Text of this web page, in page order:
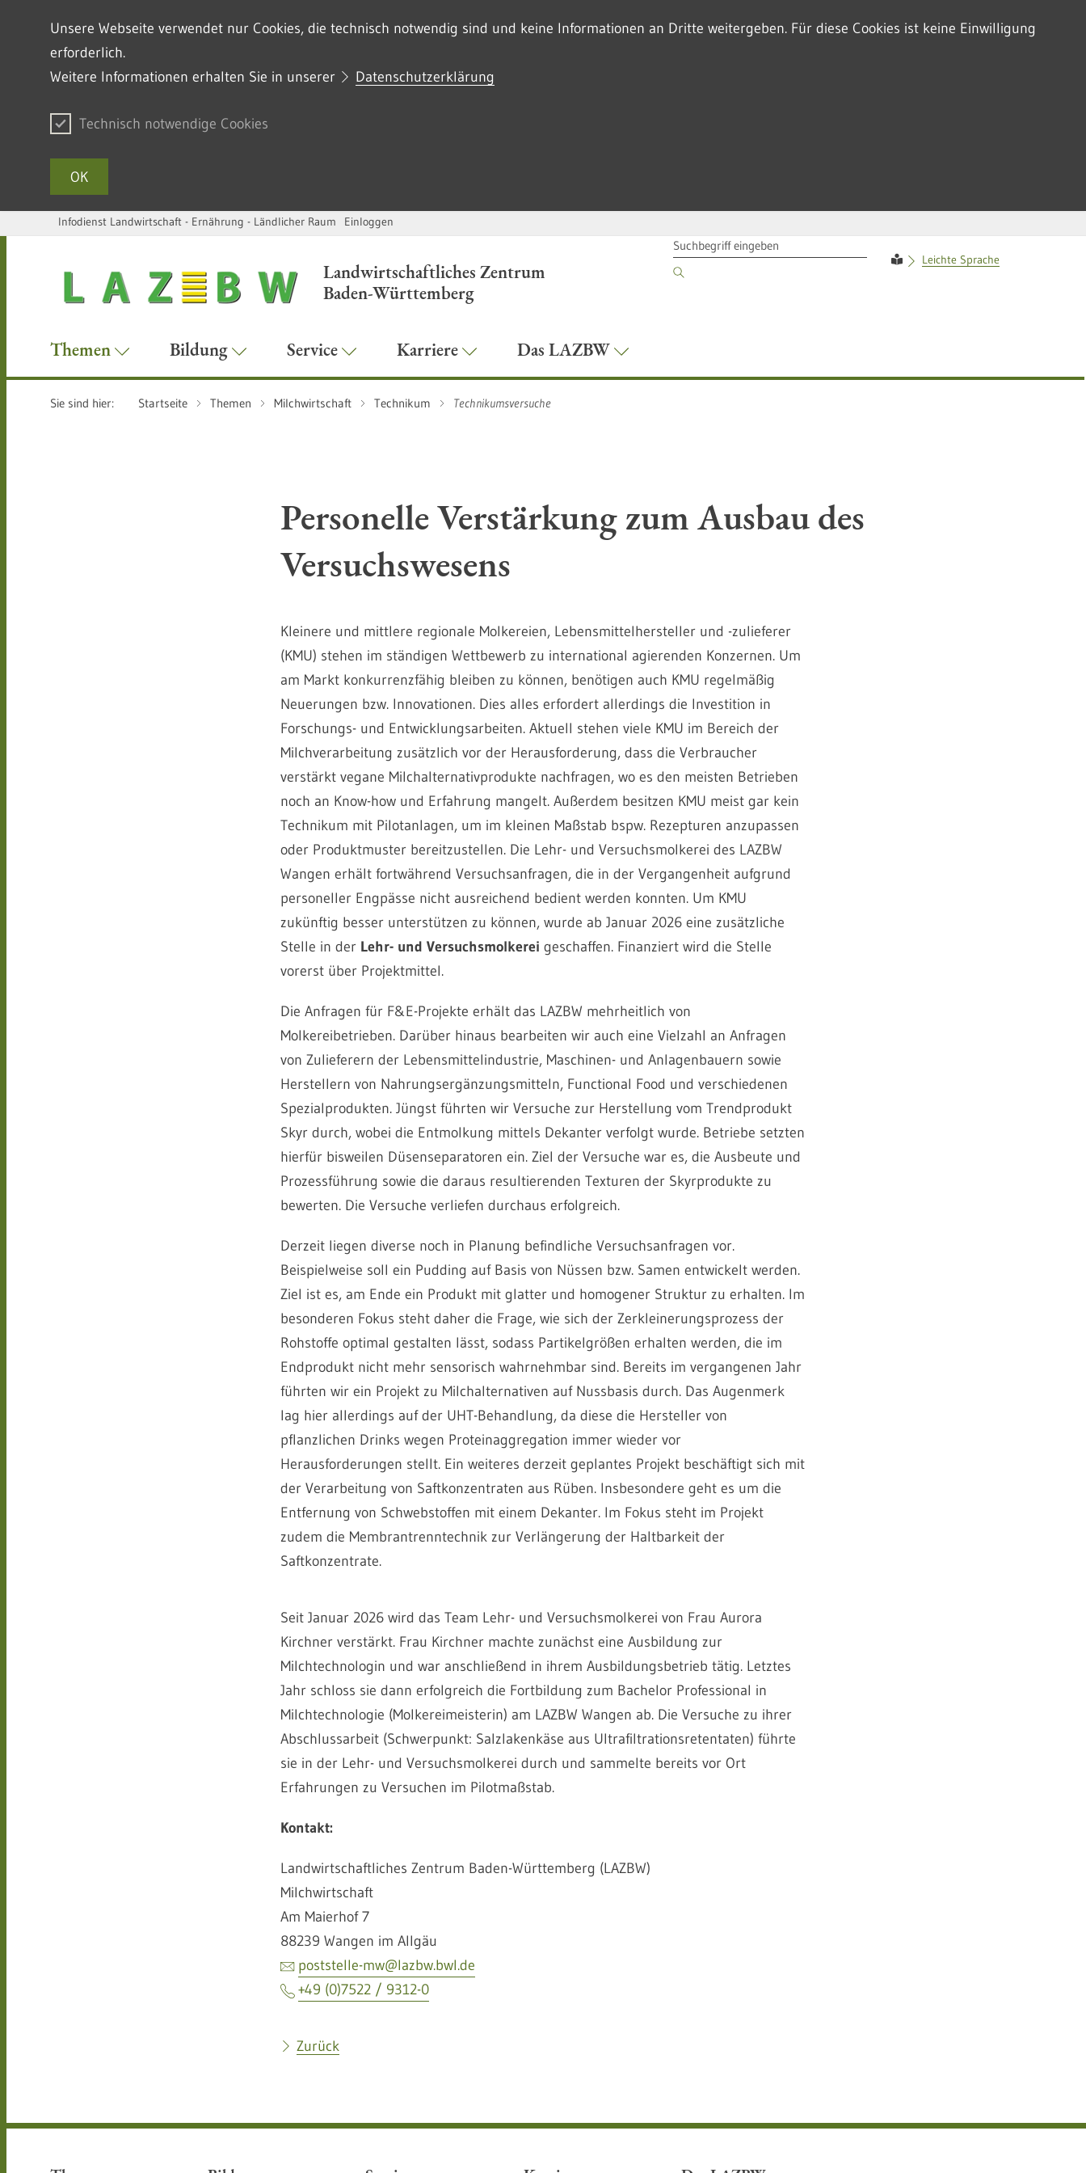
Unsere Webseite verwendet nur Cookies, die technisch notwendig sind und keine Informationen an Dritte weitergeben. Für diese Cookies ist keine Einwilligung
erforderlich.
Weitere Informationen erhalten Sie in unserer
Datenschutzerklärung
Technisch notwendige Cookies
OK
Zum Inhalt springen
Infodienst Landwirtschaft - Ernährung - Ländlicher Raum Einloggen
Landwirtschaftliches Zentrum
Baden-Württemberg
SUCHBEGRIFF
Leichte Sprache
Themen Bildung Service Karriere Das LAZBW
Sie sind hier: Startseite Themen Milchwirtschaft Technikum Technikumsversuche
Personelle Verstärkung zum Ausbau des
Versuchswesens
Kleinere und mittlere regionale Molkereien, Lebensmittelhersteller und -zulieferer
(KMU) stehen im ständigen Wettbewerb zu international agierenden Konzernen. Um
am Markt konkurrenzfähig bleiben zu können, benötigen auch KMU regelmäßig
Neuerungen bzw. Innovationen. Dies alles erfordert allerdings die Investition in
Forschungs- und Entwicklungsarbeiten. Aktuell stehen viele KMU im Bereich der
Milchverarbeitung zusätzlich vor der Herausforderung, dass die Verbraucher
verstärkt vegane Milchalternativprodukte nachfragen, wo es den meisten Betrieben
noch an Know-how und Erfahrung mangelt. Außerdem besitzen KMU meist gar kein
Technikum mit Pilotanlagen, um im kleinen Maßstab bspw. Rezepturen anzupassen
oder Produktmuster bereitzustellen. Die Lehr- und Versuchsmolkerei des LAZBW
Wangen erhält fortwährend Versuchsanfragen, die in der Vergangenheit aufgrund
personeller Engpässe nicht ausreichend bedient werden konnten. Um KMU
zukünftig besser unterstützen zu können, wurde ab Januar 2026 eine zusätzliche
Stelle in der Lehr- und Versuchs­molkerei geschaffen. Finanziert wird die Stelle
vorerst über Projektmittel.
Die Anfragen für F&E-Projekte erhält das LAZBW mehrheitlich von
Molkereibetrieben. Darüber hinaus bearbeiten wir auch eine Vielzahl an Anfragen
von Zulieferern der Lebensmittelindustrie, Maschinen- und Anlagenbauern sowie
Herstellern von Nahrungsergänzungsmitteln, Functional Food und verschiedenen
Spezialprodukten. Jüngst führten wir Versuche zur Herstellung vom Trendprodukt
Skyr durch, wobei die Entmolkung mittels Dekanter verfolgt wurde. Betriebe setzten
hierfür bisweilen Düsenseparatoren ein. Ziel der Versuche war es, die Ausbeute und
Prozessführung sowie die daraus resultierenden Texturen der Skyrprodukte zu
bewerten. Die Versuche verliefen durchaus erfolgreich.
Derzeit liegen diverse noch in Planung befindliche Versuchsanfragen vor.
Beispielweise soll ein Pudding auf Basis von Nüssen bzw. Samen entwickelt werden.
Ziel ist es, am Ende ein Produkt mit glatter und homogener Struktur zu erhalten. Im
besonderen Fokus steht daher die Frage, wie sich der Zerkleinerungsprozess der
Rohstoffe optimal gestalten lässt, sodass Partikelgrößen erhalten werden, die im
Endprodukt nicht mehr sensorisch wahrnehmbar sind. Bereits im vergangenen Jahr
führten wir ein Projekt zu Milchalternativen auf Nussbasis durch. Das Augenmerk
lag hier allerdings auf der UHT-Behandlung, da diese die Hersteller von
pflanzlichen Drinks wegen Proteinaggregation immer wieder vor
Herausforderungen stellt. Ein weiteres derzeit geplantes Projekt beschäftigt sich mit
der Verarbeitung von Saftkonzentraten aus Rüben. Insbesondere geht es um die
Entfernung von Schwebstoffen mit einem Dekanter. Im Fokus steht im Projekt
zudem die Membrantrenntechnik zur Verlängerung der Haltbarkeit der
Saftkonzentrate.
Seit Januar 2026 wird das Team Lehr- und Versuchs­molkerei von Frau Aurora
Kirchner verstärkt. Frau Kirchner machte zunächst eine Ausbildung zur
Milchtechnologin und war anschließend in ihrem Ausbildungsbetrieb tätig. Letztes
Jahr schloss sie dann erfolgreich die Fortbildung zum Bache­lor Professional in
Milch­technologie (Molkereimeisterin) am LAZBW Wangen ab. Die Versuche zu ihrer
Abschlussarbeit (Schwerpunkt: Salzlakenkäse aus Ultrafiltrations­retentaten) führte
sie in der Lehr- und Versuchs­molkerei durch und sammelte bereits vor Ort
Erfahrungen zu Versuchen im Pilotmaßstab.
Kontakt:
Landwirtschaftliches Zentrum Baden-Württemberg (LAZBW)
Milchwirtschaft
Am Maierhof 7
88239 Wangen im Allgäu
poststelle-mw@lazbw.bwl.de
+49 (0)7522 / 9312-0
Zurück